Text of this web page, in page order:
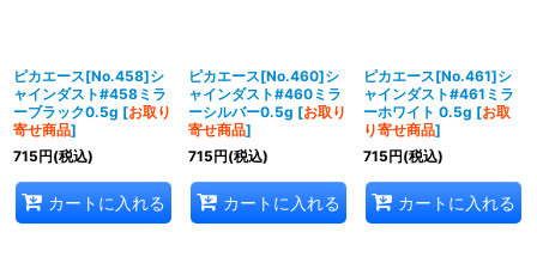
ピカエース[No.458]シ
ャインダスト#458ミラ
ーブラック0.5g [お取り
寄せ商品]
715円(税込)
カートに入れる
ピカエース[No.460]シ
ャインダスト#460ミラ
ーシルバー0.5g [お取り
寄せ商品]
715円(税込)
カートに入れる
ピカエース[No.461]シ
ャインダスト#461ミラ
ーホワイト 0.5g [お取
り寄せ商品]
715円(税込)
カートに入れる